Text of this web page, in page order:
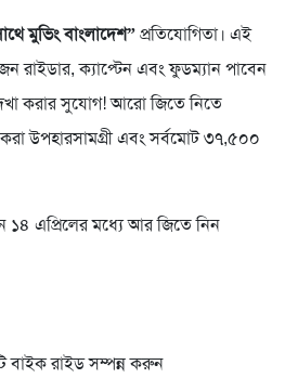
মুভিং বাংলাদেশ”প্রতিযোগিতা। এই
রাইডার, ক্যাপ্টেন এবং ফুডম্যান পাবেন
করার সুযোগ! আরো জিতে নিতে
উপহারসামগ্রী এবং সর্বমোট ৩৭,৫০০
১৪ এপ্রিলের মধ্যে আর জিতে নিন
বাইক রাইড সম্পন্ন করুন